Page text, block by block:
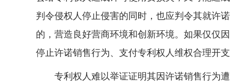
判令侵权人停止侵害的同时，也应判令其就许
的，营造良好营商环境和创新环境。如果仅仅
停止许诺销售行为、支付专利权人维权合理开
专利权人难以举证证明其因许诺销售行为遭